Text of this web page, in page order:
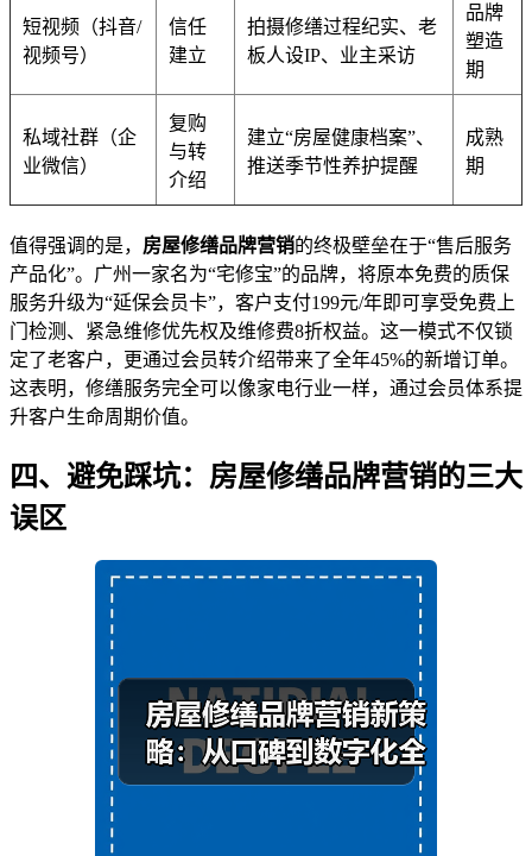
短视频（抖音/
视频号）
信任
建立
拍摄修缮过程纪实、老
板人设IP、业主采访
品牌
塑造
期
私域社群（企
业微信）
复购
与转
介绍
建立“房屋健康档案”、
推送季节性养护提醒
成熟
期
值得强调的是， 房屋修缮品牌营销的终极壁垒在于“售后服务
产品化”。广州一家名为“宅修宝”的品牌，将原本免费的质保
服务升级为“延保会员卡”，客户支付199元/年即可享受免费上
门检测、紧急维修优先权及维修费8折权益。这一模式不仅锁
定了老客户，更通过会员转介绍带来了全年45%的新增订单。
这表明，修缮服务完全可以像家电行业一样，通过会员体系提
升客户生命周期价值。
四、避免踩坑：房屋修缮品牌营销的三大
误区